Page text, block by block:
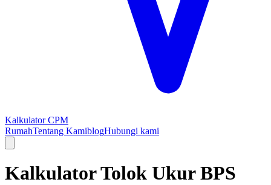
Kalkulator CPM
RumahTentang KamiblogHubungi kami
Kalkulator Tolok Ukur BPS